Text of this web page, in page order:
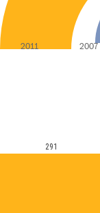
2011 2007
291